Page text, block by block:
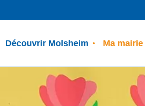
Découvrir Molsheim Ma